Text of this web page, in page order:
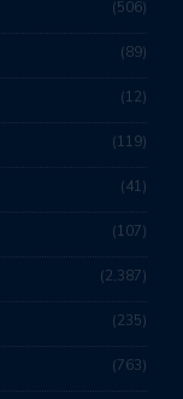
506
89
12
119
41
107
2,387
235
763